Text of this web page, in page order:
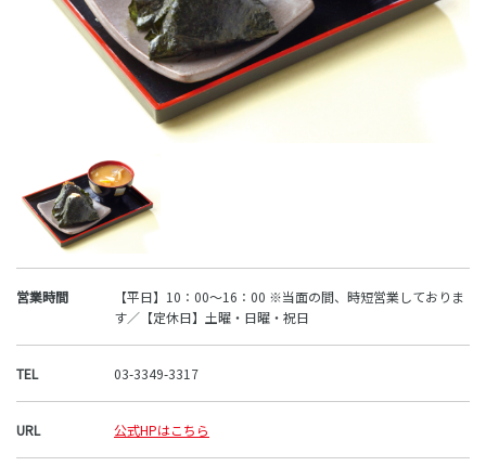
営業時間
【平日】10：00～16：00 ※当面の間、時短営業しておりま
す／【定休日】土曜・日曜・祝日
TEL 03-3349-3317
URL 公式HPはこちら